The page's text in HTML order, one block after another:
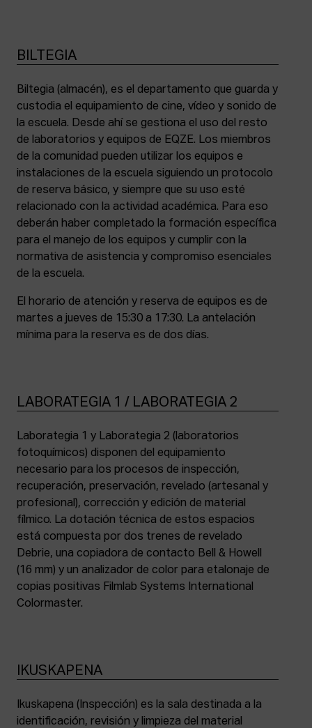
BILTEGIA
Biltegia (almacén), es el departamento que guarda y
custodia el equipamiento de cine, vídeo y sonido de
la escuela. Desde ahí se gestiona el uso del resto
de laboratorios y equipos de EQZE. Los miembros
de la comunidad pueden utilizar los equipos e
instalaciones de la escuela siguiendo un protocolo
de reserva básico, y siempre que su uso esté
relacionado con la actividad académica. Para eso
deberán haber completado la formación específica
para el manejo de los equipos y cumplir con la
normativa de asistencia y compromiso esenciales
de la escuela.
El horario de atención y reserva de equipos es de
martes a jueves de 15:30 a 17:30. La antelación
mínima para la reserva es de dos días.
LABORATEGIA 1 / LABORATEGIA 2
Laborategia 1 y Laborategia 2 (laboratorios
fotoquímicos) disponen del equipamiento
necesario para los procesos de inspección,
recuperación, preservación, revelado (artesanal y
profesional), corrección y edición de material
fílmico. La dotación técnica de estos espacios
está compuesta por dos trenes de revelado
Debrie, una copiadora de contacto Bell & Howell
(16 mm) y un analizador de color para etalonaje de
copias positivas Filmlab Systems International
Colormaster.
IKUSKAPENA
Ikuskapena (Inspección) es la sala destinada a la
identificación, revisión y limpieza del material